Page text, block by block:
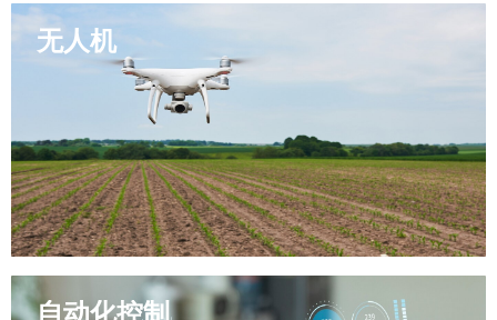
精亮为家用电器提供支持，打造健康舒适生活
无人机
自动化控制